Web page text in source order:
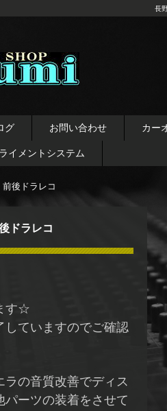
ニング カーオ
レカロシート
長
グ お問い合わせ カー
イメントシステム
後ドラレコ
ラレコ
す☆
していますのでご確認
の音質改善でディス
ーツの装着をさせて